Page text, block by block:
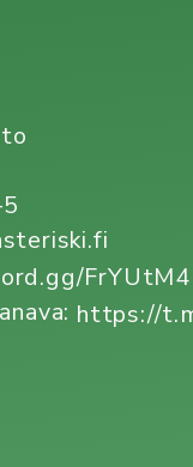
https://